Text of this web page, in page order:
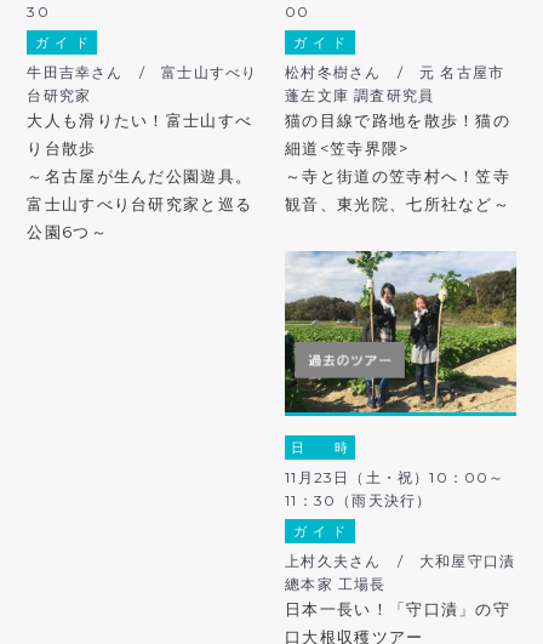
30
ガ イ ド
牛田吉幸さん / 富士山すべり
台研究家
大人も滑りたい！富士山すべ
り台散歩
～名古屋が生んだ公園遊具。
富士山すべり台研究家と巡る
公園6つ～
00
ガ イ ド
松村冬樹さん / 元 名古屋市
蓬左文庫 調査研究員
猫の目線で路地を散歩！猫の
細道<笠寺界隈>
～寺と街道の笠寺村へ！笠寺
観音、東光院、七所社など～
日 時
11月23日（土・祝）10：00～
11：30（雨天決行）
ガ イ ド
上村久夫さん / 大和屋守口漬
總本家 工場長
日本一長い！「守口漬」の守
口大根収穫ツアー